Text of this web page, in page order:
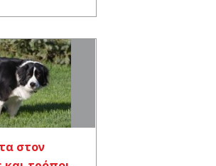
στον